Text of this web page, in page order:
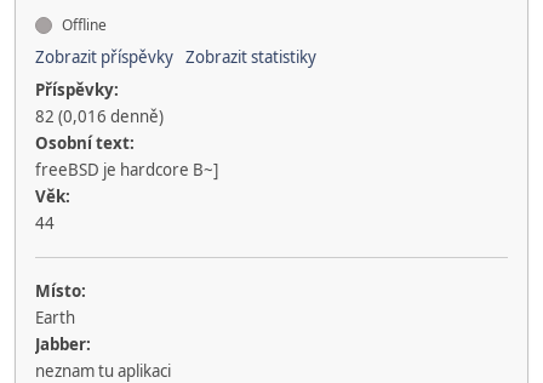
Offline
Zobrazit příspěvky Zobrazit statistiky
Příspěvky:
82 (0,016 denně)
Osobní text:
freeBSD je hardcore B~]
Věk:
44
Místo:
Earth
Jabber:
neznam tu aplikaci